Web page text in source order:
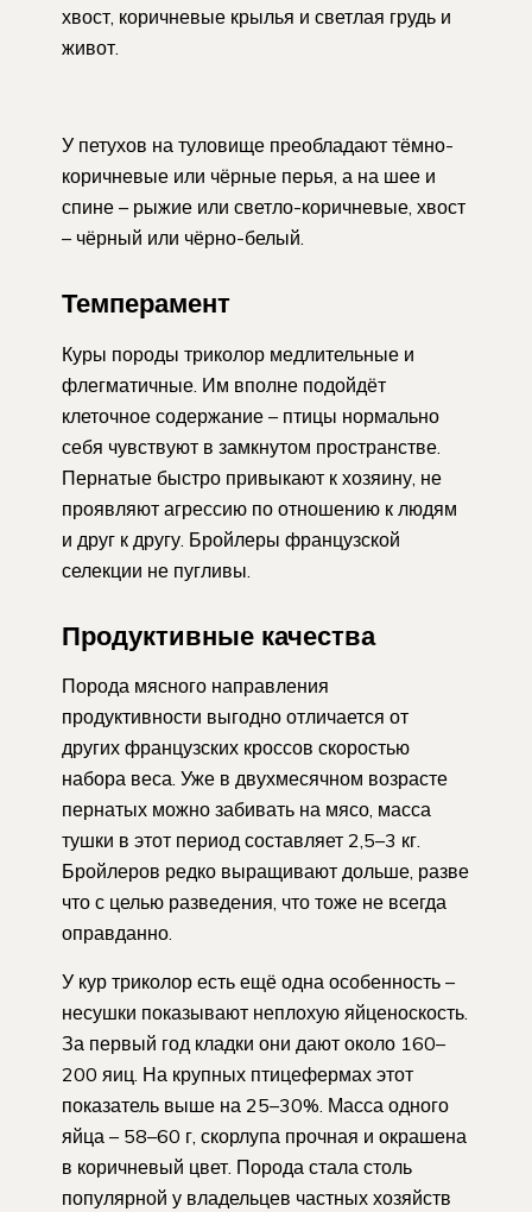
хвост, коричневые крылья и светлая грудь и
живот.
У петухов на туловище преобладают тёмно-
коричневые или чёрные перья, а на шее и
спине – рыжие или светло-коричневые, хвост
– чёрный или чёрно-белый.
Темперамент
Куры породы триколор медлительные и
флегматичные. Им вполне подойдёт
клеточное содержание – птицы нормально
себя чувствуют в замкнутом пространстве.
Пернатые быстро привыкают к хозяину, не
проявляют агрессию по отношению к людям
и друг к другу. Бройлеры французской
селекции не пугливы.
Продуктивные качества
Порода мясного направления
продуктивности выгодно отличается от
других французских кроссов скоростью
набора веса. Уже в двухмесячном возрасте
пернатых можно забивать на мясо, масса
тушки в этот период составляет 2,5–3 кг.
Бройлеров редко выращивают дольше, разве
что с целью разведения, что тоже не всегда
оправданно.
У кур триколор есть ещё одна особенность –
несушки показывают неплохую яйценоскость.
За первый год кладки они дают около 160–
200 яиц. На крупных птицефермах этот
показатель выше на 25–30%. Масса одного
яйца – 58–60 г, скорлупа прочная и окрашена
в коричневый цвет. Порода стала столь
популярной у владельцев частных хозяйств